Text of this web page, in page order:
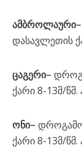
ამბროლაური
დასავლეთის
ცაგერი–
ქარი 8-13მ/
ონი–
ქარი 8-13მ/